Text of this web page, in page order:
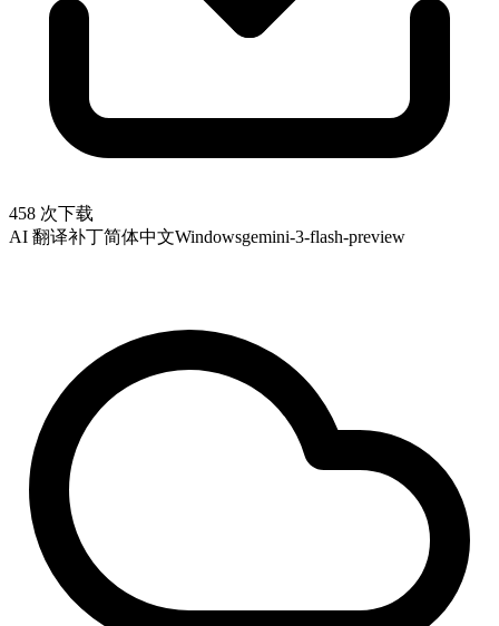
458 次下载
AI 翻译补丁简体中文Windowsgemini-3-flash-preview